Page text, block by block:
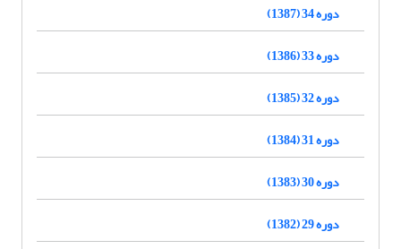
دوره 34 (1387)
دوره 33 (1386)
دوره 32 (1385)
دوره 31 (1384)
دوره 30 (1383)
دوره 29 (1382)